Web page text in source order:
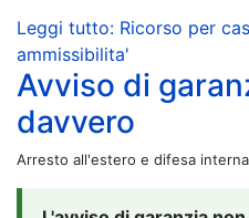
Leggi tutto: Ricorso per
ammissibilita'
Avviso di
davvero
Arresto all'estero e difesa